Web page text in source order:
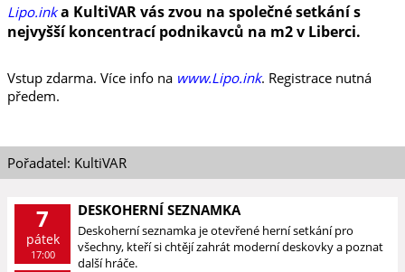
Lipo.inka KultiVAR vás zvou na společné setkání s
nejvyšší koncentrací podnikavců na m2 v Liberci.
Vstup zdarma. Více info na www.Lipo.ink. Registrace nutná
předem.
Pořadatel: KultiVAR
7
pátek
17:00
DESKOHERNÍ SEZNAMKA
Deskoherní seznamka je otevřené herní setkání pro
všechny, kteří si chtějí zahrát moderní deskovky a poznat
další hráče.